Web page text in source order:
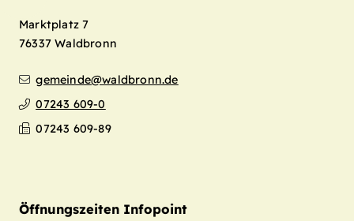
Marktplatz 7
76337 Waldbronn
gemeinde@waldbronn.de
07243 609-0
07243 609-89
Öffnungszeiten Infopoint